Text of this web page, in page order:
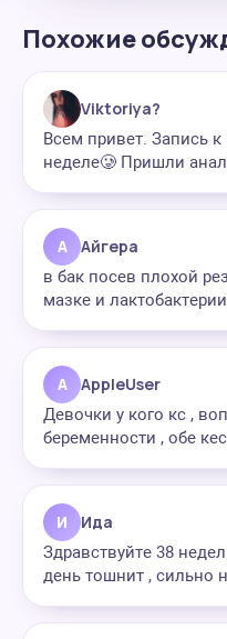
Похожие
Viktoriya?
Всем привет. Запись
неделе🥲 Пришли
А Айгера
в бак посев плохой
мазке и
A AppleUser
Девочки у кого кс ,
беременности , обе
И Ида
Здравствуйте 38
день тошнит , сильно